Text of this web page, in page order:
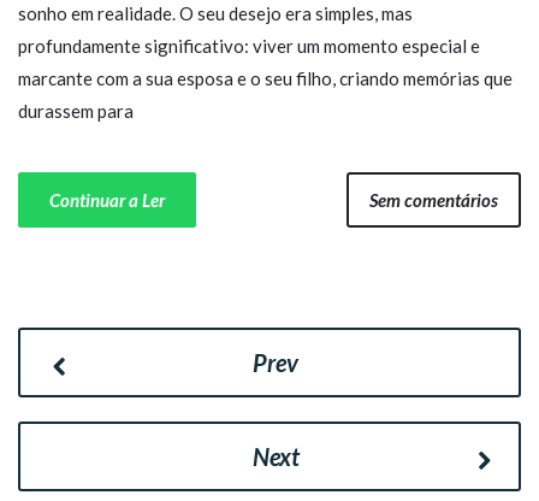
sonho em realidade. O seu desejo era simples, mas
profundamente significativo: viver um momento especial e
marcante com a sua esposa e o seu filho, criando memórias que
durassem para
Continuar a Ler Sem comentários
Prev
Next